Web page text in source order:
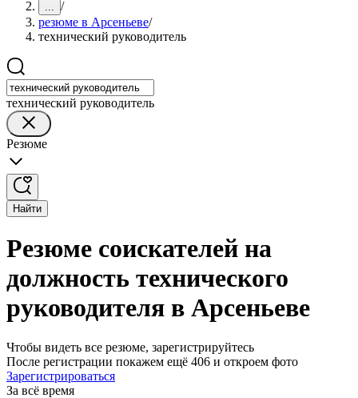
... /
резюме в Арсеньеве/
технический руководитель
технический руководитель
Резюме
Найти
Резюме соискателей на
должность технического
руководителя в Арсеньеве
Чтобы видеть все резюме, зарегистрируйтесь
После регистрации покажем ещё 406 и откроем фото
Зарегистрироваться
За всё время